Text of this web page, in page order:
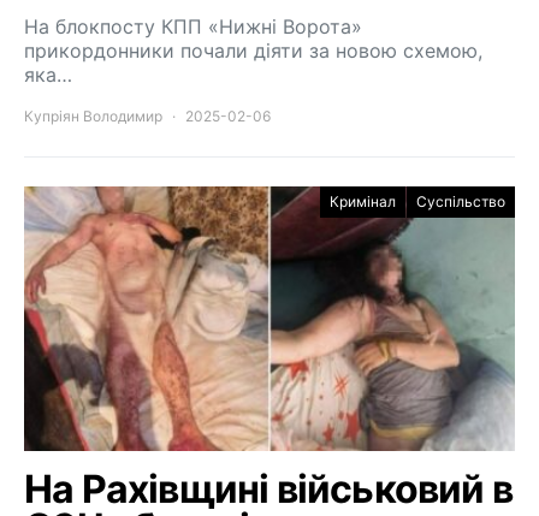
На блокпосту КПП «Нижні Ворота»
прикордонники почали діяти за новою схемою,
яка…
Купріян Володимир 2025-02-06
Кримінал Суспільство
На Рахівщині військовий в